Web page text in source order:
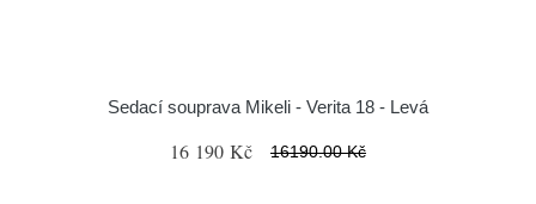
Sedací souprava Mikeli - Verita 18 - Levá
16 190 Kč 16190.00 Kč